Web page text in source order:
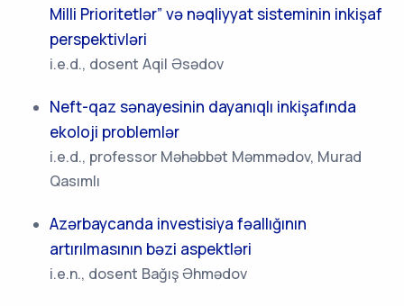
Milli Prioritetlər” və nəqliyyat sisteminin inkişaf
perspektivləri
i.e.d., dosent Aqil Əsədov
Neft-qaz sənayesinin dayanıqlı inkişafında
ekoloji problemlər
i.e.d., professor Məhəbbət Məmmədov, Murad
Qasımlı
Azərbaycanda investisiya fəallığının
artırılmasının bəzi aspektləri
i.e.n., dosent Bağış Əhmədov